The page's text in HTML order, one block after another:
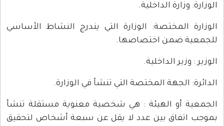
الوزارة: وزارة الداخلية.
الوزارة المختصة: الوزارة التي يندرج النشاط الأساسي
للجمعية ضمن اختصاصها.
الوزير : وزير الداخلية.
الدائرة: الجهة المختصة التي تنشأ في الوزارة.
الجمعية أو الهيئة : هي شخصية معنوية مستقلة تنشأ
بموجب اتفاق بين عدد لا يقل عن سبعة أشخاص لتحقيق